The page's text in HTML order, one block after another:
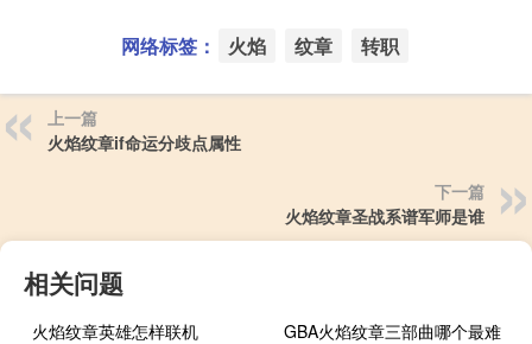
网络标签： 火焰 纹章 转职
上一篇
火焰纹章if命运分歧点属性
下一篇
火焰纹章圣战系谱军师是谁
相关问题
火焰纹章英雄怎样联机
GBA火焰纹章三部曲哪个最难